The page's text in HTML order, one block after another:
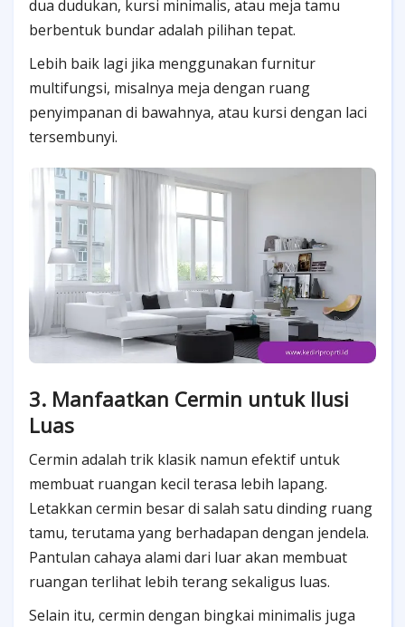
dua dudukan, kursi minimalis, atau meja tamu
berbentuk bundar adalah pilihan tepat.
Lebih baik lagi jika menggunakan furnitur
multifungsi, misalnya meja dengan ruang
penyimpanan di bawahnya, atau kursi dengan laci
tersembunyi.
3. Manfaatkan Cermin untuk Ilusi
Luas
Cermin adalah trik klasik namun efektif untuk
membuat ruangan kecil terasa lebih lapang.
Letakkan cermin besar di salah satu dinding ruang
tamu, terutama yang berhadapan dengan jendela.
Pantulan cahaya alami dari luar akan membuat
ruangan terlihat lebih terang sekaligus luas.
Selain itu, cermin dengan bingkai minimalis juga